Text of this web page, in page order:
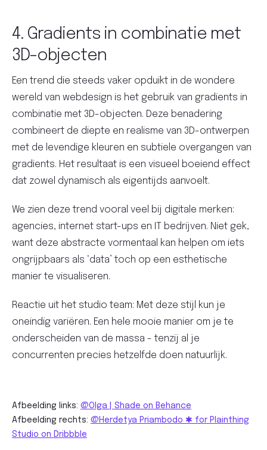
4. Gradients in combinatie met
3D-objecten
Een trend die steeds vaker opduikt in de wondere
wereld van webdesign is het gebruik van gradients in
combinatie met 3D-objecten. Deze benadering
combineert de diepte en realisme van 3D-ontwerpen
met de levendige kleuren en subtiele overgangen van
gradients. Het resultaat is een visueel boeiend effect
dat zowel dynamisch als eigentijds aanvoelt.
We zien deze trend vooral veel bij digitale merken:
agencies, internet start-ups en IT bedrijven. Niet gek,
want deze abstracte vormentaal kan helpen om iets
ongrijpbaars als ‘data’ toch op een esthetische
manier te visualiseren.
Reactie uit het studio team: Met deze stijl kun je
oneindig variëren. Een hele mooie manier om je te
onderscheiden van de massa - tenzij al je
concurrenten precies hetzelfde doen natuurlijk.
Afbeelding links: @Olga | Shade on Behance
Afbeelding rechts: @Herdetya Priambodo ✱ for Plainthing
Studio on Dribbble